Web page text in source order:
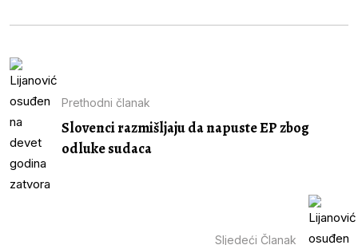
Prethodni članak
Slovenci razmišljaju da napuste EP zbog
odluke sudaca
Sljedeći Članak